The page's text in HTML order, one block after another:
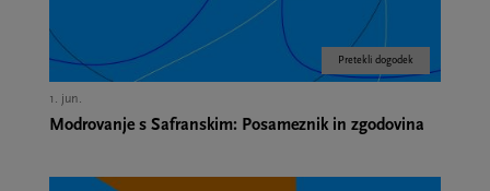
Pretekli dogodek
1. jun.
Modrovanje s Safranskim: Posameznik in zgodovina